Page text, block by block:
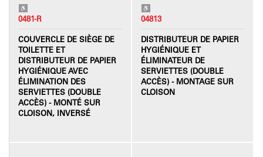
0481-R
COUVERCLE DE SIÈGE DE
TOILETTE ET
DISTRIBUTEUR DE PAPIER
HYGIÉNIQUE AVEC
ÉLIMINATION DES
SERVIETTES (DOUBLE
ACCÈS) - MONTÉ SUR
CLOISON, INVERSÉ
04813
DISTRIBUTEUR DE PAPIER
HYGIÉNIQUE ET
ÉLIMINATEUR DE
SERVIETTES (DOUBLE
ACCÈS) - MONTAGE SUR
CLOISON